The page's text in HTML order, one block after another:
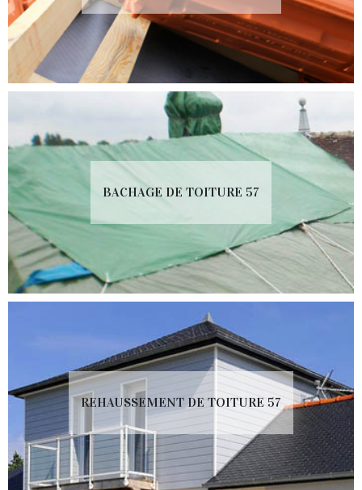
BACHAGE DE TOITURE 57
REHAUSSEMENT DE TOITURE 57